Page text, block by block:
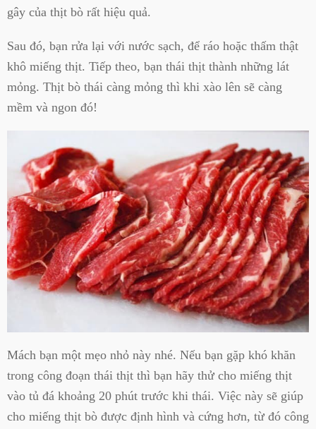
gây của thịt bò rất hiệu quả.
Sau đó, bạn rửa lại với nước sạch, để ráo hoặc thấm thật
khô miếng thịt. Tiếp theo, bạn thái thịt thành những lát
mỏng. Thịt bò thái càng mỏng thì khi xào lên sẽ càng
mềm và ngon đó!
Mách bạn một mẹo nhỏ này nhé. Nếu bạn gặp khó khăn
trong công đoạn thái thịt thì bạn hãy thử cho miếng thịt
vào tủ đá khoảng 20 phút trước khi thái. Việc này sẽ giúp
cho miếng thịt bò được định hình và cứng hơn, từ đó công